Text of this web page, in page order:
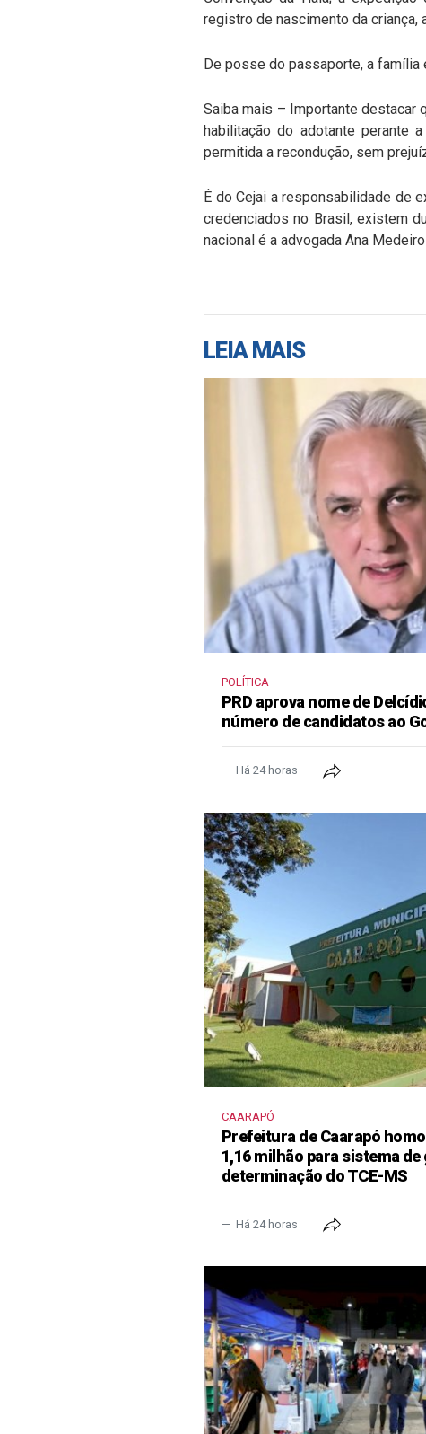
registro de nascimento da criança,
De posse do passaporte, a família
Saiba mais – Importante destacar
habilitação do adotante perante
permitida a recondução, sem
É do Cejai a responsabilidade de
credenciados no Brasil, existem
nacional é a advogada Ana
LEIA MAIS
POLÍTICA
PRD aprova nome de
número de candidatos ao
Há 24 horas
CAARAPÓ
Prefeitura de Caarapó
1,16 milhão para sistema
determinação do TCE-MS
Há 24 horas